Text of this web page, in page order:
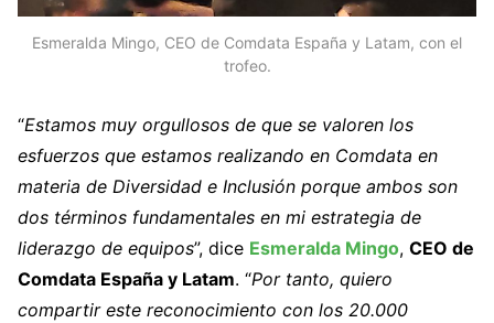
Esmeralda Mingo, CEO de Comdata España y Latam, con el
trofeo.
“Estamos muy orgullosos de que se valoren los
esfuerzos que estamos realizando en Comdata en
materia de Diversidad e Inclusión porque ambos son
dos términos fundamentales en mi estrategia de
liderazgo de equipos”, dice Esmeralda Mingo, CEO de
Comdata España y Latam. “Por tanto, quiero
compartir este reconocimiento con los 20.000